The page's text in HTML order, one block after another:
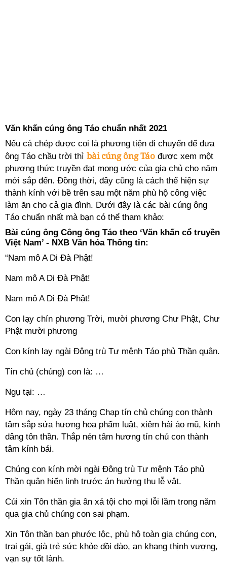
Văn khấn cúng ông Táo chuẩn nhất 2021
Nếu cá chép được coi là phương tiện di chuyển để đưa
ông Táo chầu trời thì bài cúng ông Táo được xem một
phương thức truyền đạt mong ước của gia chủ cho năm
mới sắp đến. Đồng thời, đây cũng là cách thể hiện sự
thành kính với bề trên sau một năm phù hộ công việc
làm ăn cho cả gia đình. Dưới đây là các bài cúng ông
Táo chuẩn nhất mà bạn có thể tham khảo:
Bài cúng ông Công ông Táo theo ‘Văn khấn cổ truyền
Việt Nam’ - NXB Văn hóa Thông tin:
“Nam mô A Di Đà Phật!
Nam mô A Di Đà Phật!
Nam mô A Di Đà Phật!
Con lạy chín phương Trời, mười phương Chư Phật, Chư
Phật mười phương
Con kính lạy ngài Đông trù Tư mệnh Táo phủ Thần quân.
Tín chủ (chúng) con là: …
Ngụ tại: …
Hôm nay, ngày 23 tháng Chạp tín chủ chúng con thành
tâm sắp sửa hương hoa phẩm luật, xiêm hài áo mũ, kính
dâng tôn thần. Thắp nén tâm hương tín chủ con thành
tâm kính bái.
Chúng con kính mời ngài Đông trù Tư mệnh Táo phủ
Thần quân hiển linh trước án hưởng thụ lễ vật.
Cúi xin Tôn thần gia ân xá tội cho mọi lỗi lầm trong năm
qua gia chủ chúng con sai phạm.
Xin Tôn thần ban phước lộc, phù hộ toàn gia chúng con,
trai gái, già trẻ sức khỏe dồi dào, an khang thịnh vượng,
vạn sự tốt lành.